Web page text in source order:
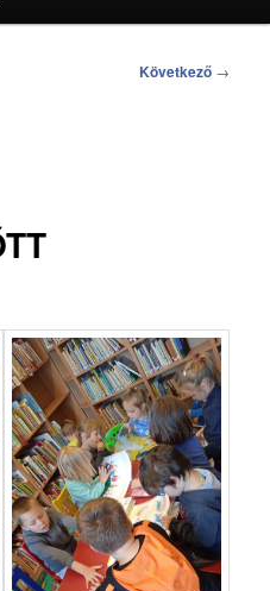
Következő →